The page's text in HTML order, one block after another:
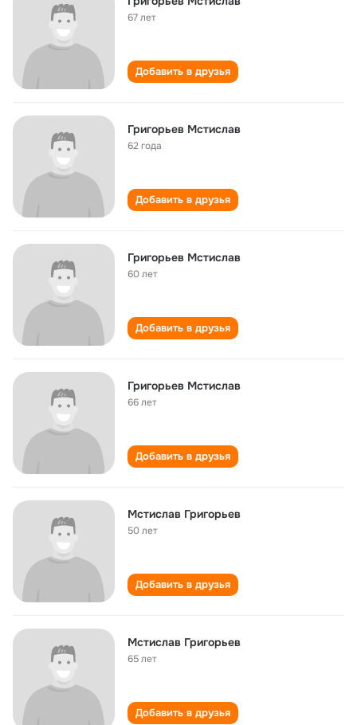
67 лет
Добавить в друзья
Григорьев Мстислав
62 года
Добавить в друзья
Григорьев Мстислав
60 лет
Добавить в друзья
Григорьев Мстислав
66 лет
Добавить в друзья
Мстислав Григорьев
50 лет
Добавить в друзья
Мстислав Григорьев
65 лет
Добавить в друзья